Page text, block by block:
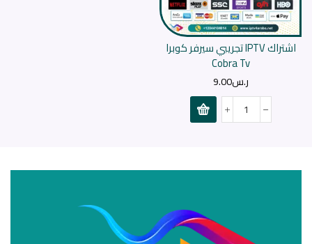
اشتراك IPTV تجريبي سيرفر كوبرا
Cobra Tv
ر.س9.00